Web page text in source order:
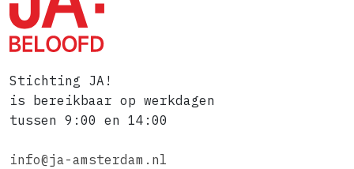
Stichting JA!
is bereikbaar op werkdagen
tussen 9:00 en 14:00
info@ja-amsterdam.nl